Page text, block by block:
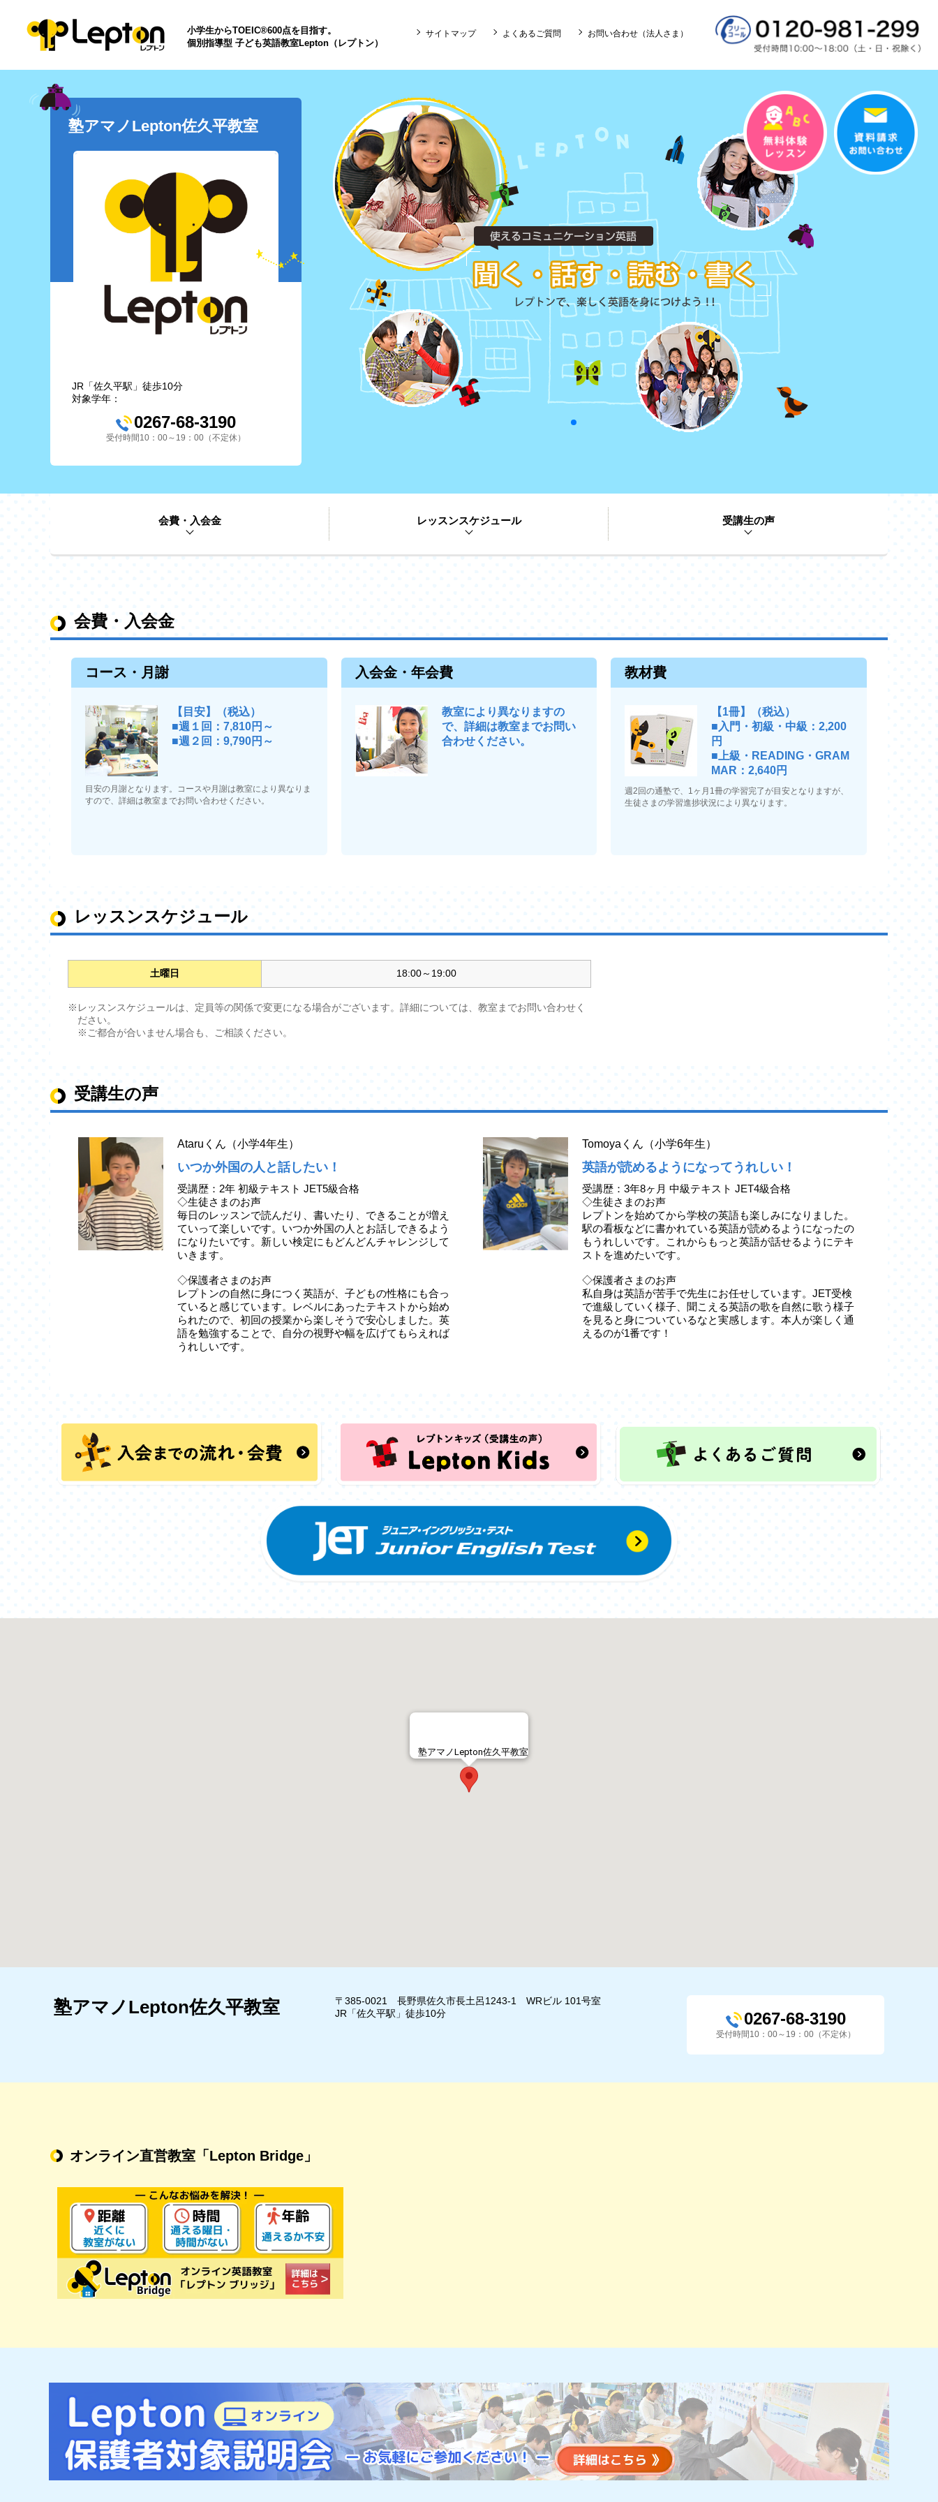
小学生からTOEIC®600点を目指す。
個別指導型 子ども英語教室Lepton（レプトン）
サイトマップ よくあるご質問 お問い合わせ（法人さま）
塾アマノLepton佐久平教室
JR「佐久平駅」徒歩10分
対象学年：
0267-68-3190
受付時間10：00～19：00（不定休）
会費・入会金 レッスンスケジュール 受講生の声
会費・入会金
コース・月謝
【目安】（税込）
■週１回：7,810円～
■週２回：9,790円～
目安の月謝となります。コースや月謝は教室により異なりま
すので、詳細は教室までお問い合わせください。
入会金・年会費
教室により異なりますの
で、詳細は教室までお問い
合わせください。
教材費
【1冊】（税込）
■入門・初級・中級：2,200
円
■上級・READING・GRAM
MAR：2,640円
週2回の通塾で、1ヶ月1冊の学習完了が目安となりますが、
生徒さまの学習進捗状況により異なります。
レッスンスケジュール
土曜日 18:00～19:00
※レッスンスケジュールは、定員等の関係で変更になる場合がございます。詳細については、教室までお問い合わせく
ださい。
※ご都合が合いません場合も、ご相談ください。
受講生の声
Ataruくん（小学4年生）
いつか外国の人と話したい！
受講歴：2年 初級テキスト JET5級合格
◇生徒さまのお声
毎日のレッスンで読んだり、書いたり、できることが増え
ていって楽しいです。いつか外国の人とお話しできるよう
になりたいです。新しい検定にもどんどんチャレンジして
いきます。
◇保護者さまのお声
レプトンの自然に身につく英語が、子どもの性格にも合っ
ていると感じています。レベルにあったテキストから始め
られたので、初回の授業から楽しそうで安心しました。英
語を勉強することで、自分の視野や幅を広げてもらえれば
うれしいです。
Tomoyaくん（小学6年生）
英語が読めるようになってうれしい！
受講歴：3年8ヶ月 中級テキスト JET4級合格
◇生徒さまのお声
レプトンを始めてから学校の英語も楽しみになりました。
駅の看板などに書かれている英語が読めるようになったの
もうれしいです。これからもっと英語が話せるようにテキ
ストを進めたいです。
◇保護者さまのお声
私自身は英語が苦手で先生にお任せしています。JET受検
で進級していく様子、聞こえる英語の歌を自然に歌う様子
を見ると身についているなと実感します。本人が楽しく通
えるのが1番です！
塾アマノLepton佐久平教室
塾アマノLepton佐久平教室
〒385-0021 長野県佐久市長土呂1243-1 WRビル 101号室
JR「佐久平駅」徒歩10分
0267-68-3190
受付時間10：00～19：00（不定休）
オンライン直営教室 「Lepton Bridge」